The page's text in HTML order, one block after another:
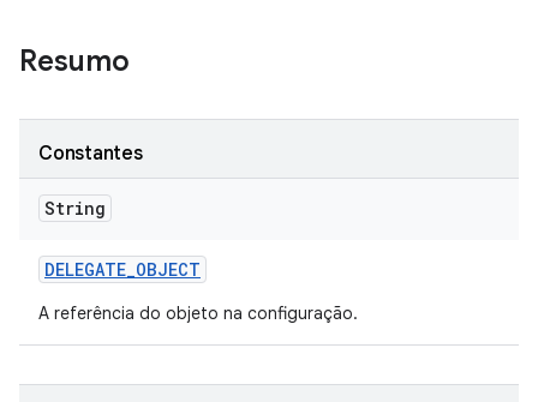
Resumo
Constantes
String
DELEGATE_OBJECT
A referência do objeto na configuração.